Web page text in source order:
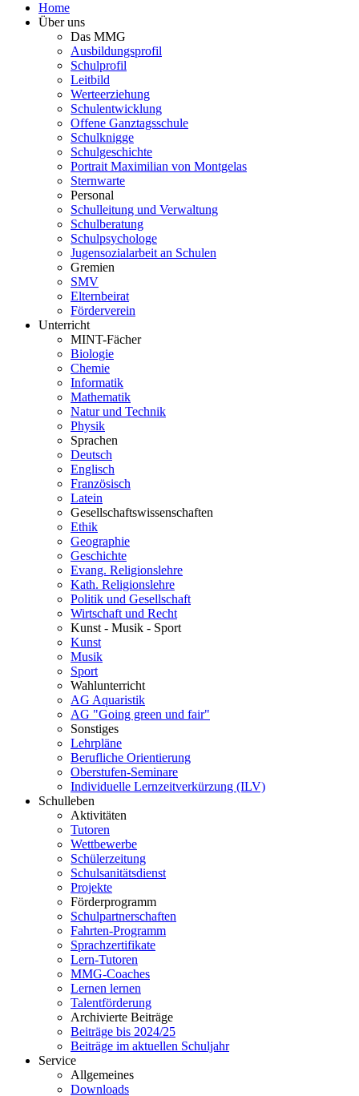
Home
Über uns
Das MMG
Ausbildungsprofil
Schulprofil
Leitbild
Werteerziehung
Schulentwicklung
Offene Ganztagsschule
Schulknigge
Schulgeschichte
Portrait Maximilian von Montgelas
Sternwarte
Personal
Schulleitung und Verwaltung
Schulberatung
Schulpsychologe
Jugensozialarbeit an Schulen
Gremien
SMV
Elternbeirat
Förderverein
Unterricht
MINT-Fächer
Biologie
Chemie
Informatik
Mathematik
Natur und Technik
Physik
Sprachen
Deutsch
Englisch
Französisch
Latein
Gesellschaftswissenschaften
Ethik
Geographie
Geschichte
Evang. Religionslehre
Kath. Religionslehre
Politik und Gesellschaft
Wirtschaft und Recht
Kunst - Musik - Sport
Kunst
Musik
Sport
Wahlunterricht
AG Aquaristik
AG "Going green und fair"
Sonstiges
Lehrpläne
Berufliche Orientierung
Oberstufen-Seminare
Individuelle Lernzeitverkürzung (ILV)
Schulleben
Aktivitäten
Tutoren
Wettbewerbe
Schülerzeitung
Schulsanitätsdienst
Projekte
Förderprogramm
Schulpartnerschaften
Fahrten-Programm
Sprachzertifikate
Lern-Tutoren
MMG-Coaches
Lernen lernen
Talentförderung
Archivierte Beiträge
Beiträge bis 2024/25
Beiträge im aktuellen Schuljahr
Service
Allgemeines
Downloads